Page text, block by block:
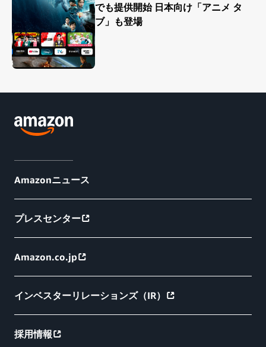
でも提供開始 日本向け「アニメ タ
ブ」も登場
Amazonニュース
プレスセンター
Amazon.co.jp
インベスターリレーションズ（IR）
採用情報